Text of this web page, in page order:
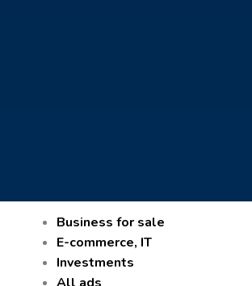
Business for sale
E-commerce, IT
Investments